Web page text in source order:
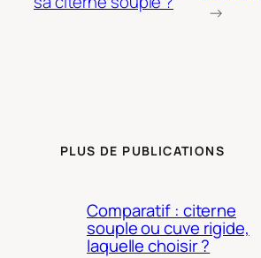
→
PLUS DE PUBLICATIONS
Comparatif : citerne
souple ou cuve rigide,
laquelle choisir ?